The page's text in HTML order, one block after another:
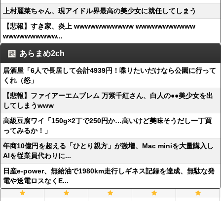
上村麗菜ちゃん、現アイドル界最高の美少女に就任してしまう
【悲報】すき家、炎上 wwwwwwwwwww wwwwwwwwwww
wwwwwwwwww...
あらまめ2ch
居酒屋「6人で長居して会計4939円！喋りたいだけなら公園に行って
くれ（怒」
【悲報】ファイアーエムブレム 万紫千紅さん、白人の●●美少女を出
してしまうwww
高級豆腐ワイ「150g×2丁で250円か…高いけど美味そうだし一丁買
ってみるか！」
年商10億円を超える「ひとり親方」が激増、Mac miniを大量購入し
AIを従業員代わりに...
日産e-power、無給油で1980km走行しギネス記録を達成、無駄な発
電や送電ロスなくE...